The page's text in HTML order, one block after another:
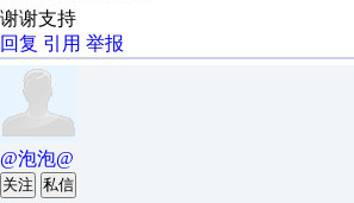
谢谢支持
回复 引用 举报
@泡泡@
关注 私信